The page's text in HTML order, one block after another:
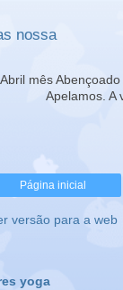
nossa
Página inicial
versão para a web
yoga